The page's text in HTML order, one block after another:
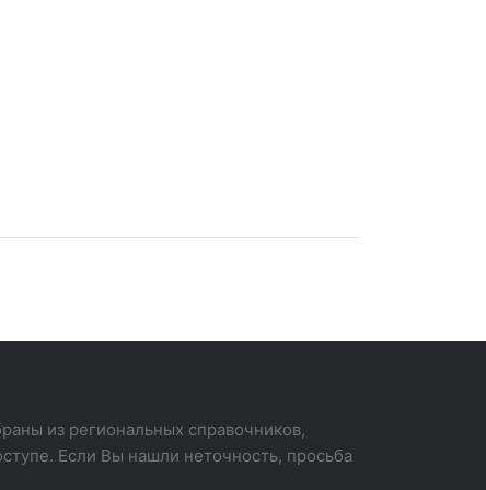
из региональных справочников,
Если Вы нашли неточность, просьба